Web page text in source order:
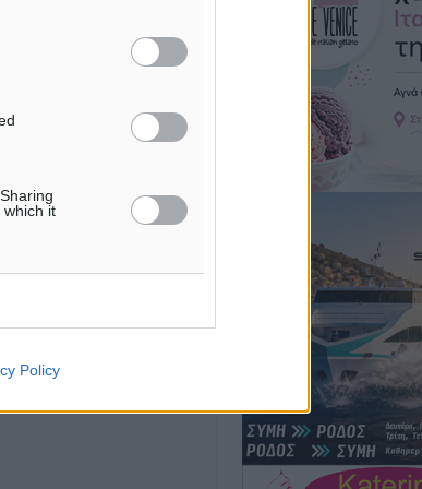
which it
Policy
Συνεδρίου της ΚΕΔΕ (Αλεξανδρούπολη…
• πριν 5 ώρες
Γ. Χατζημάρκος: “Δύο
δεσμεύσεις
τους γιατρούς των
συνεργασία Ρόδου με
Ακτινοθεραπευτικό
Σούπερ μάρκετ:
πρωτοβουλία για τις
νέες συμμετοχές
πριν 5 ώρες
Συνελήφθησαν έξι
ηχορύπανση από
Νότιο Αιγαίο